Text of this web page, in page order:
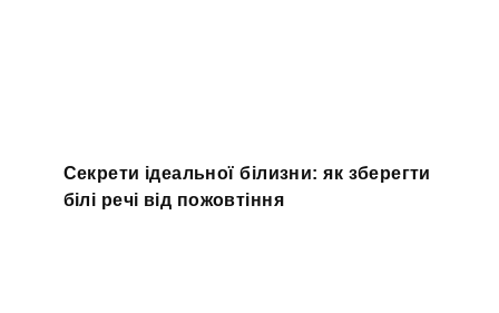
Секрети ідеальної білизни: як зберегти
білі речі від пожовтіння